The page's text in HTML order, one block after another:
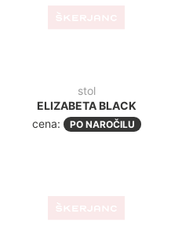
LADY B 2696
PO NAROČILU